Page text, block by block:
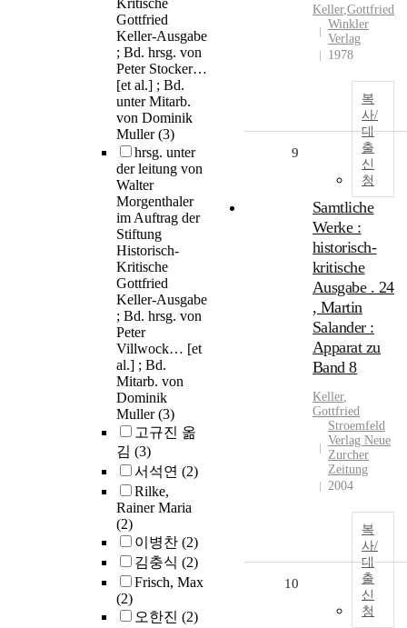
Kritische
Gottfried
Keller-Ausgabe
; Bd. hrsg. von
Peter Stocker…
[et al.] ; Bd.
unter Mitarb.
von Dominik
Muller(3)
hrsg. unter
der leitung von
Walter
Morgenthaler
im Auftrag der
Stiftung
Historisch-
Kritische
Gottfried
Keller-Ausgabe
; Bd. hrsg. von
Peter
Villwock… [et
al.] ; Bd.
Mitarb. von
Dominik
Muller(3)
고규진 옮
김 (3)
서석연 (2)
Rilke,
Rainer Maria
(2)
이병찬 (2)
김충식 (2)
Frisch, Max
(2)
오한진 (2)
Keller,Gottfried
Winkler
Verlag
1978
복
사/
대
출
신
청
9
Samtliche
Werke :
historisch-
kritische
Ausgabe . 24
, Martin
Salander :
Apparat zu
Band 8
Keller,
Gottfried
Stroemfeld
Verlag Neue
Zurcher
Zeitung
2004
복
사/
대
출
신
청
10